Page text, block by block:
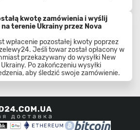
kwotę zamówienia i wyślij
terenie Ukrainy przez Nova
wpłacenie pozostałej kwoty poprzez
Jeśli towar został opłacony w
przekazywany do wysyłki New
Po zakończeniu wysyłki
aby śledzić swoje zamówienie.